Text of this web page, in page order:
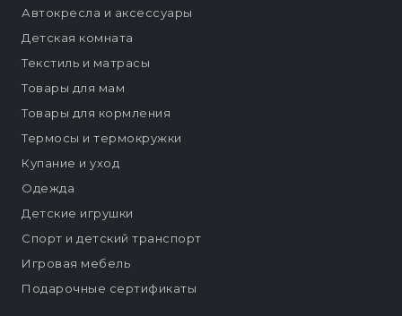
Автокресла и аксессуары
Детская комната
Текстиль и матрасы
Товары для мам
Товары для кормления
Термосы и термокружки
Купание и уход
Одежда
Детские игрушки
Спорт и детский транспорт
Игровая мебель
Подарочные сертификаты